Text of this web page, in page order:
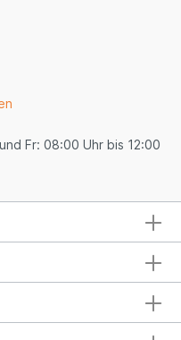
Fr: 08:00 Uhr bis 12:00